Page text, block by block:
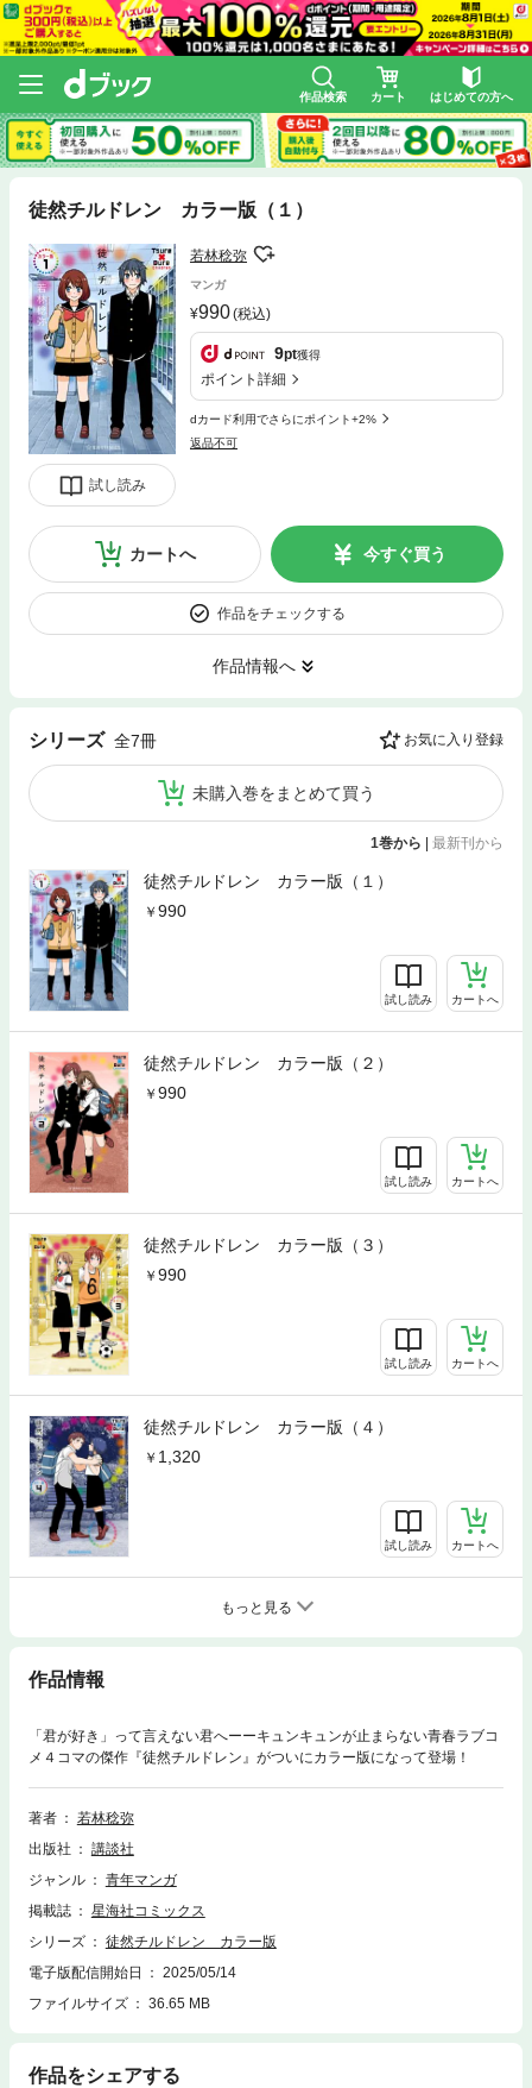
作品検索 カート はじめての方へ
徒然チルドレン カラー版（１）
試し読み
若林稔弥
マンガ
990(税込)
9pt獲得
ポイント詳細
dカード利用でさらにポイント+2%
返品不可
カートへ 今すぐ買う
作品をチェックする
作品情報へ
シリーズ 全7冊 お気に入り登録
未購入巻をまとめて買う
1巻から | 最新刊から
徒然チルドレン カラー版（１）
990
試し読み カートへ
徒然チルドレン カラー版（２）
990
試し読み カートへ
徒然チルドレン カラー版（３）
990
試し読み カートへ
徒然チルドレン カラー版（４）
1,320
試し読み カートへ
もっと見る
作品情報
「君が好き」って言えない君へーーキュンキュンが止まらない青春ラブコ
メ４コマの傑作『徒然チルドレン』がついにカラー版になって登場！
著者
若林稔弥
出版社
講談社
ジャンル
青年マンガ
掲載誌
星海社コミックス
シリーズ
徒然チルドレン カラー版
電子版配信開始日
2025/05/14
ファイルサイズ
36.65 MB
作品をシェアする